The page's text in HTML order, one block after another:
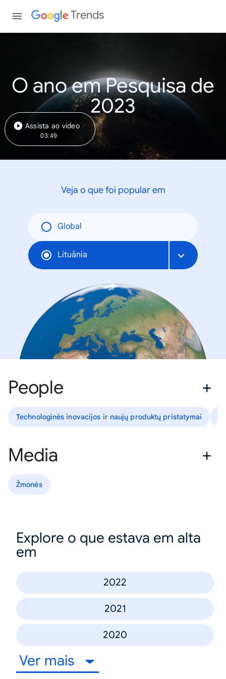
Trends
O ano em Pesquisa de
2023
Assista ao vídeo
03:49
Veja o que foi popular em
Global
Lituânia
People
Technologinės inovacijos ir naujų produktų pristatymai
Media
Žmonės
Explore o que estava em alta
em
2022
2021
2020
Ver mais